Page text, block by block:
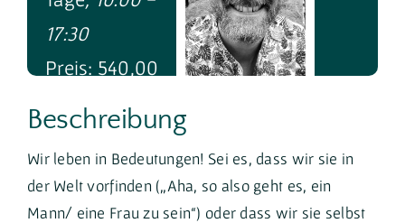
17:30
Preis: 540,00
€ - 590,00 €
Trainer*in: Jan Müller
Beschreibung
Wir leben in Bedeutungen! Sei es, dass wir sie in
der Welt vorfinden („Aha, so also geht es, ein
Mann/ eine Frau zu sein“) oder dass wir sie selbst